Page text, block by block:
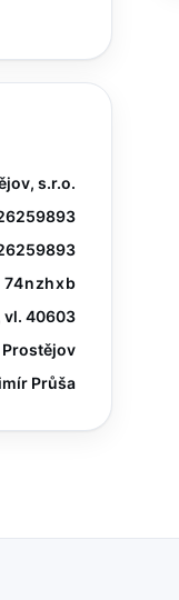
s.r.o.
74nzhxb
vl. 40603
Průša